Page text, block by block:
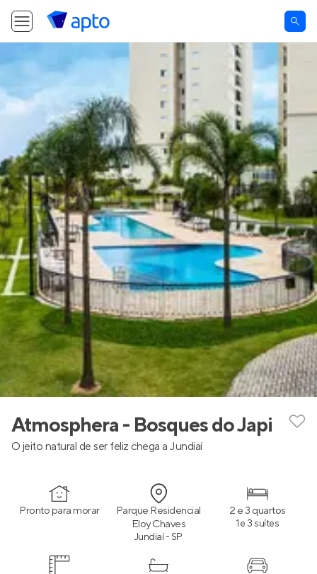
Atmosphera - Bosques do Japi
O jeito natural de ser feliz chega a Jundiaí
Pronto para morar
Parque Residencial
Eloy Chaves
Jundiaí - SP
2 e 3 quartos
1 e 3 suítes